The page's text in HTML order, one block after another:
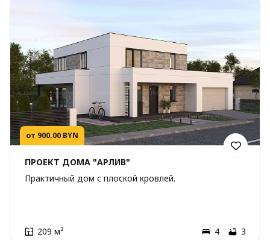
от 900.00 BYN
ПРОЕКТ ДОМА "АРЛИВ"
Практичный дом с плоской кровлей.
209 м² 4 3